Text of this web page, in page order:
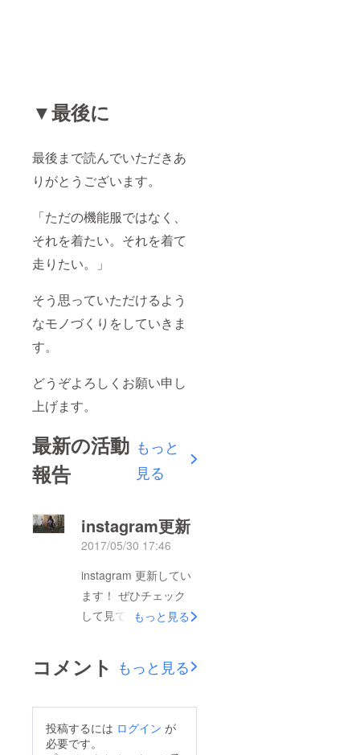
▼最後に
最後まで読んでいただきあ
りがとうございます。
「ただの機能服ではなく、
それを着たい。それを着て
走りたい。」
そう思っていただけるよう
なモノづくりをしていきま
す。
どうぞよろしくお願い申し
上げます。
最新の活動
報告
もっと
見る
instagram更新
2017/05/30 17:46
instagram 更新してい
ます！ ぜひチェック
して見てください。
com/run.unlim/
もっと見る
コメント もっと見る
投稿するには ログイン が
必要です。